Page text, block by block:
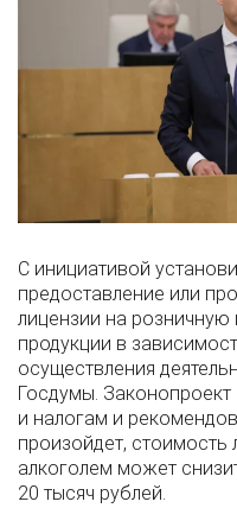
С инициативой
предоставление или
лицензии на
продукции в
осуществления
Госдумы.
и налогам и
произойдет, стоимость
алкоголем может
20 тысяч рублей.